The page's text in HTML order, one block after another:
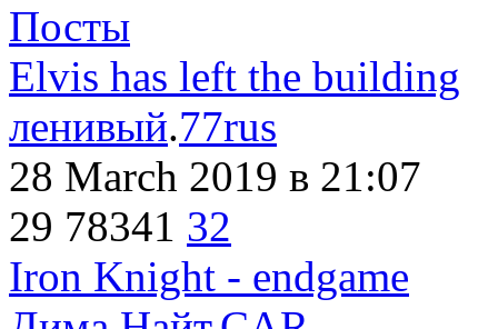
Посты
Elvis has left the building
ленивый.77rus
28 March 2019 в 21:07
29 78341 32
Iron Knight - endgame